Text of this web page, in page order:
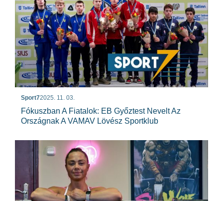
Sport72025. 11. 03.
Fókuszban A Fiatalok: EB Győztest Nevelt Az
Országnak A VAMAV Lövész Sportklub